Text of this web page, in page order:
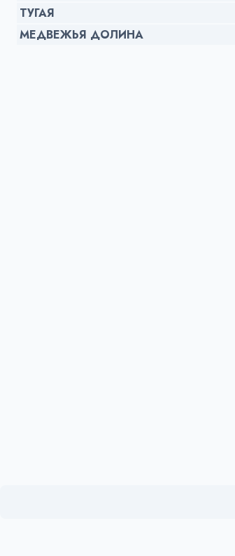
ТУГАЯ
МЕДВЕЖЬЯ ДОЛИНА